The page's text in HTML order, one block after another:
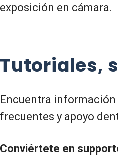
exposición en cámara.
Tutoriales,
Encuentra información
frecuentes y apoyo
Conviértete en